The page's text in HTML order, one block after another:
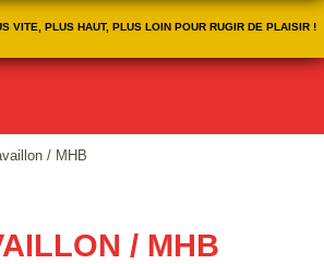
VITE, PLUS HAUT, PLUS LOIN POUR RUGIR DE PLAISIR !
/ MHB
/ MHB